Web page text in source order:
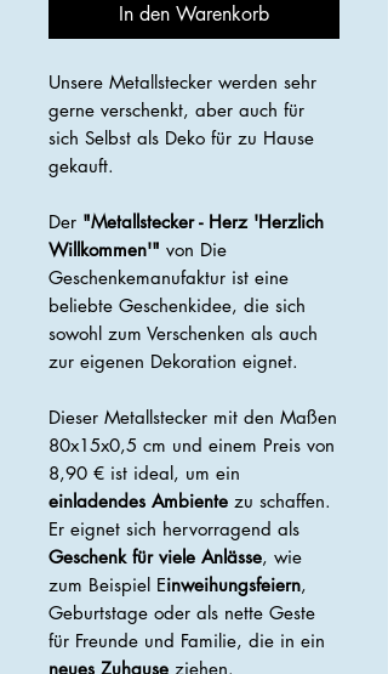
In den Warenkorb
Unsere Metallstecker werden sehr
gerne verschenkt, aber auch für
sich Selbst als Deko für zu Hause
gekauft.
Der "Metallstecker - Herz 'Herzlich
Willkommen'" von Die
Geschenkemanufaktur ist eine
beliebte Geschenkidee, die sich
sowohl zum Verschenken als auch
zur eigenen Dekoration eignet.
Dieser Metallstecker mit den Maßen
80x15x0,5 cm und einem Preis von
8,90 € ist ideal, um ein
einladendes Ambiente zu schaffen.
Er eignet sich hervorragend als
Geschenk für viele Anlässe, wie
zum Beispiel Einweihungsfeiern,
Geburtstage oder als nette Geste
für Freunde und Familie, die in ein
neues Zuhause ziehen.